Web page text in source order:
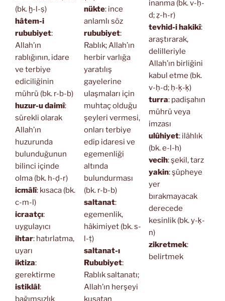
(bk. ḫ-l-ṣ)
hâtem-i
rububiyet:
Allah’ın
rablığının, idare
ve terbiye
ediciliğinin
mührü (bk. r-b-b)
huzur-u daimî:
sürekli olarak
Allah’ın
huzurunda
bulunduğunun
bilinci içinde
olma (bk. h-ḍ-r)
icmâlî: kısaca (bk.
c-m-l)
icraatçı:
uygulayıcı
ihtar: hatırlatma,
uyarı
iktiza:
gerektirme
istiklâl:
bağımsızlık
nükte: ince
anlamlı söz
rububiyet:
Rablık; Allah’ın
herbir varlığa
yaratılış
gayelerine
ulaşmaları için
muhtaç olduğu
şeyleri vermesi,
onları terbiye
edip idaresi ve
egemenliği
altında
bulundurması
(bk. r-b-b)
saltanat:
egemenlik,
hâkimiyet (bk. s-
l-ṭ)
saltanat-ı
Rububiyet:
Rablık saltanatı;
Allah’ın herşeyi
kuşatan
inanma (bk. v-ḥ-
d; ẓ-h-r)
tevhid-i hakikî:
araştırarak,
delilleriyle
Allah’ın birliğini
kabul etme (bk.
v-ḥ-d; ḥ-ḳ-ḳ)
turra: padişahın
mührü veya
imzası
ulûhiyet: ilâhlık
(bk. e-l-h)
vecih: şekil, tarz
yakin: şüpheye
yer
bırakmayacak
derecede
kesinlik (bk. y-ḳ-
n)
zikretmek:
belirtmek